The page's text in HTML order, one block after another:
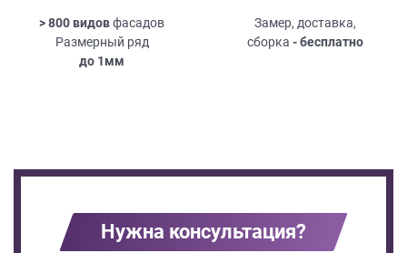
> 800 видовфасадов
Размерный ряд
до 1мм
Замер, доставка,
сборка - бесплатно
Нужна консультация?